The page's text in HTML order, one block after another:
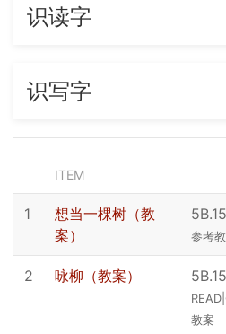
识读字
识写字
ITEM
1
想当一棵树（教
案）
5B.15
参考
2 咏柳（教案） 5B.15
教案